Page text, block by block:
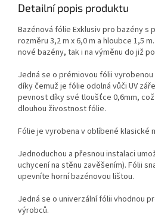
Detailní popis produktu
Bazénová fólie Exklusiv pro bazény s
rozměru 3,2 m x 6,0 m a hloubce 1,5
nové bazény, tak i na výměnu do již
Jedná se o prémiovou fólii vyrobenou
díky čemuž je fólie odolná vůči UV
pevnost díky své tloušťce 0,6mm,
dlouhou živostnost fólie.
Fólie je vyrobena v oblíbené klasické
Jednoduchou a přesnou instalaci
uchycení na stěnu zavěšením). Fólii
upevníte horní bazénovou lištou.
Jedná se o univerzální fólii vhodnou
výrobců.